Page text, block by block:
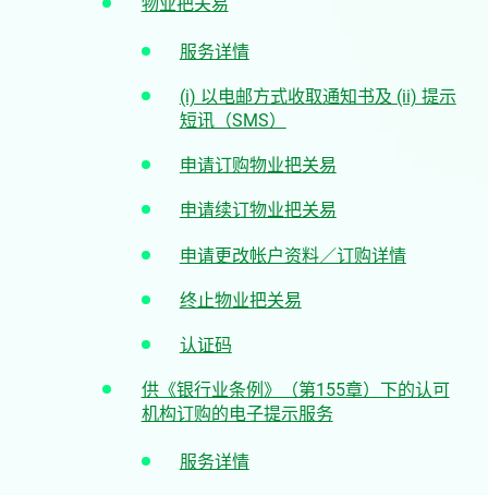
服务详情
(i) 以电邮方式收取通知书及 (ii) 提示
短讯（SMS）
申请订购物业把关易
申请续订物业把关易
申请更改帐户资料／订购详情
终止物业把关易
认证码
供《银行业条例》（第155章）下的认可
机构订购的电子提示服务
服务详情